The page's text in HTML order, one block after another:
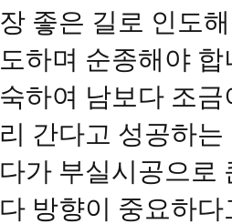
장 좋은 길로 인도
도하며 순종해야
숙하여 남보다 조
리 간다고 성공하
다가 부실시공으로
다 방향이 중요하